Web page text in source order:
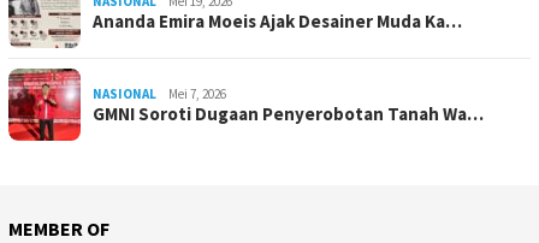
Ananda Emira Moeis Ajak Desainer Muda Ka…
NASIONAL Mei 7, 2026
GMNI Soroti Dugaan Penyerobotan Tanah Wa…
MEMBER OF